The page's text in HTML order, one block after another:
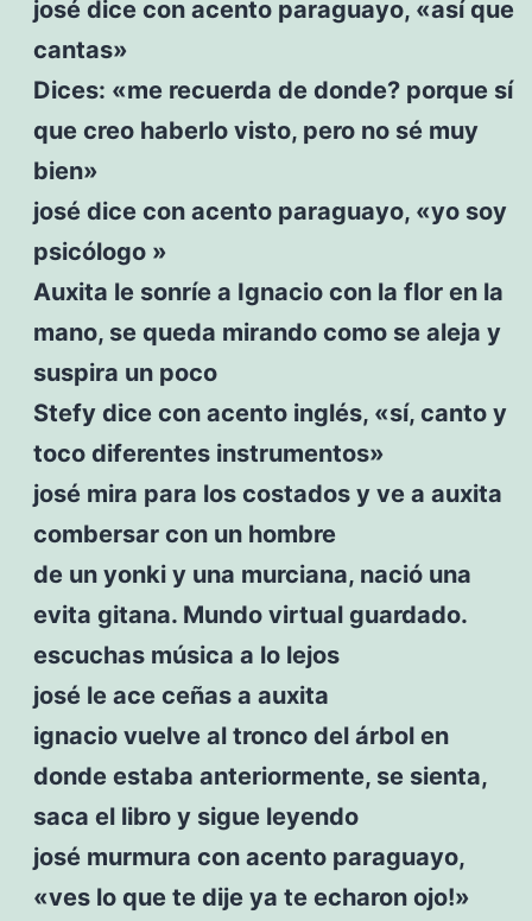
josé dice con acento paraguayo, «así que
cantas»
Dices: «me recuerda de donde? porque sí
que creo haberlo visto, pero no sé muy
bien»
josé dice con acento paraguayo, «yo soy
psicólogo »
Auxita le sonríe a Ignacio con la flor en la
mano, se queda mirando como se aleja y
suspira un poco
Stefy dice con acento inglés, «sí, canto y
toco diferentes instrumentos»
josé mira para los costados y ve a auxita
combersar con un hombre
de un yonki y una murciana, nació una
evita gitana. Mundo virtual guardado.
escuchas música a lo lejos
josé le ace ceñas a auxita
ignacio vuelve al tronco del árbol en
donde estaba anteriormente, se sienta,
saca el libro y sigue leyendo
josé murmura con acento paraguayo,
«ves lo que te dije ya te echaron ojo!»